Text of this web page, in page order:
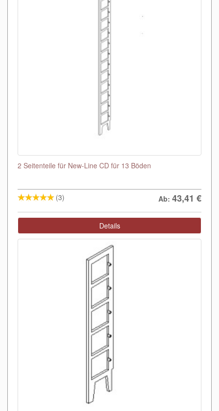
2 Seitenteile für New-Line CD für 13 Böden
(3) Ab: 43,41 €
Details